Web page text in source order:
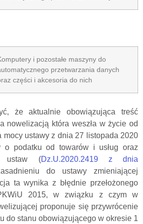
i pozostałe maszyny do
przetwarzania danych
części i akcesoria do nich
że aktualnie obowiązująca treść
nowelizacją która weszła w życie od
mocy ustawy z dnia 27 listopada 2020
o podatku od towarów i usług oraz
ustaw (Dz.U.2020.2419
z dnia
do ustawy zmieniającej
ta wynika z błędnie przełożonego
2015, w związku z czym w
proponuje się przywrócenie
do stanu obowiązującego w okresie 1